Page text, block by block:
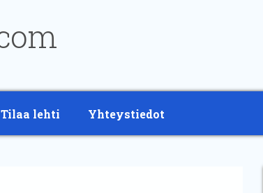
Tilaa lehti Yhteystiedot